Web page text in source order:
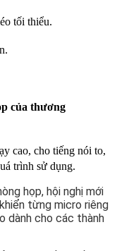
tối thiểu.
của thương
cao, cho tiếng nói to,
trình sử dụng.
họp, hội nghị mới
từng micro riêng
dành cho các thành